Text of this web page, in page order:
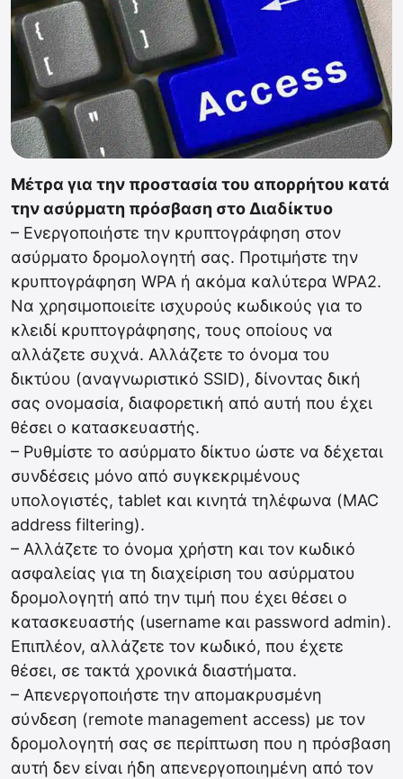
Μέτρα για την προστασία του απορρήτου κατά
την ασύρματη πρόσβαση στο Διαδίκτυο
– Ενεργοποιήστε την κρυπτογράφηση στον
ασύρματο δρομολογητή σας. Προτιμήστε την
κρυπτογράφηση WPA ή ακόμα καλύτερα WPA2.
Να χρησιμοποιείτε ισχυρούς κωδικούς για το
κλειδί κρυπτογράφησης, τους οποίους να
αλλάζετε συχνά. Αλλάζετε το όνομα του
δικτύου (αναγνωριστικό SSID), δίνοντας δική
σας ονομασία, διαφορετική από αυτή που έχει
θέσει ο κατασκευαστής.
– Ρυθμίστε το ασύρματο δίκτυο ώστε να δέχεται
συνδέσεις μόνο από συγκεκριμένους
υπολογιστές, tablet και κινητά τηλέφωνα (MAC
address filtering).
– Αλλάζετε το όνομα χρήστη και τον κωδικό
ασφαλείας για τη διαχείριση του ασύρματου
δρομολογητή από την τιμή που έχει θέσει ο
κατασκευαστής (username και password admin).
Επιπλέον, αλλάζετε τον κωδικό, που έχετε
θέσει, σε τακτά χρονικά διαστήματα.
– Απενεργοποιήστε την απομακρυσμένη
σύνδεση (remote management access) με τον
δρομολογητή σας σε περίπτωση που η πρόσβαση
αυτή δεν είναι ήδη απενεργοποιημένη από τον